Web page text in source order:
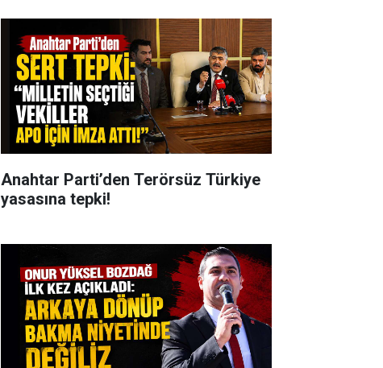
Anahtar Parti’den Terörsüz Türkiye
yasasına tepki!